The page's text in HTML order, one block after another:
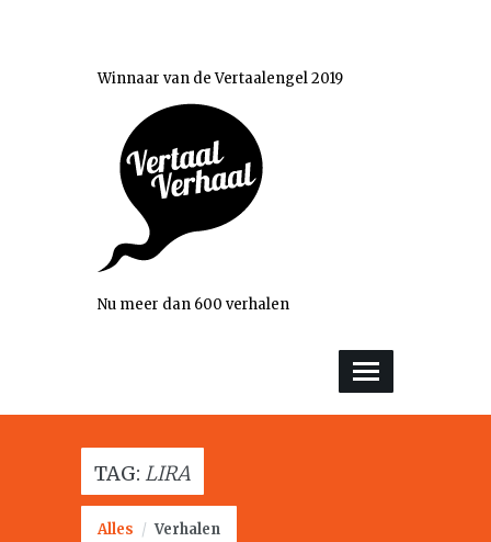
Winnaar van de Vertaalengel 2019
Nu meer dan 600 verhalen
TAG: LIRA
Alles / Verhalen